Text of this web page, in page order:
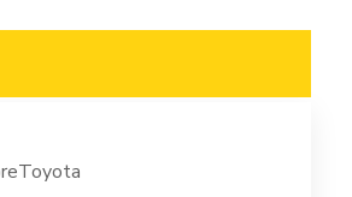
Toyota